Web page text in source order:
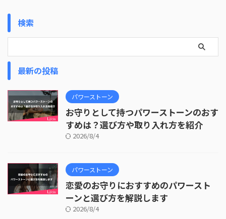
検索
最新の投稿
パワーストーン
お守りとして持つパワーストーンのおす
すめは？選び方や取り入れ方を紹介
2026/8/4
パワーストーン
恋愛のお守りにおすすめのパワースト
ーンと選び方を解説します
2026/8/4